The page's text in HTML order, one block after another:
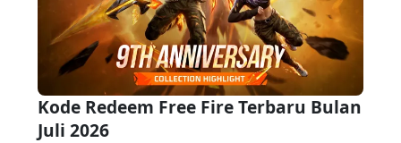
Kode Redeem Free Fire Terbaru Bulan
Juli 2026